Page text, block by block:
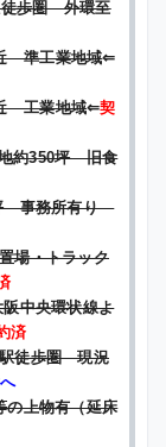
歩圏 外環至
準工業地域⇐
工業地域⇐契
約350坪 旧食
事務所有り
・トラック
中央環状線よ
済
徒歩圏 現況
上物有（延床